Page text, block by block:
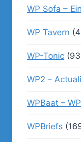
WP Sofa –
WP Tavern
WP-Tonic
WP2 –
WPBaat – WP
WPBriefs